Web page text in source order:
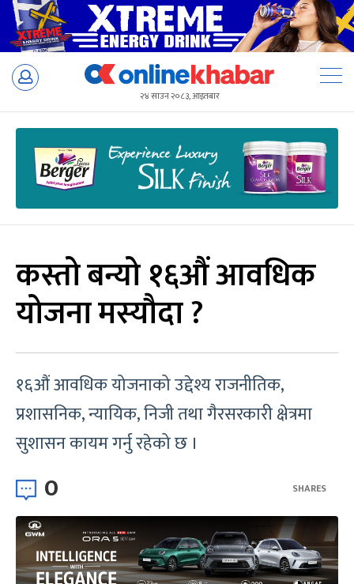
Skip
२४ साउन २०८३, आइतबार
कस्तो बन्यो १६औं आवधिक
योजना मस्यौदा ?
१६औं आवधिक योजनाको उद्देश्य राजनीतिक,
प्रशासनिक, न्यायिक, निजी तथा गैरसरकारी क्षेत्रमा
सुशासन कायम गर्नु रहेको छ ।
0 SHARES